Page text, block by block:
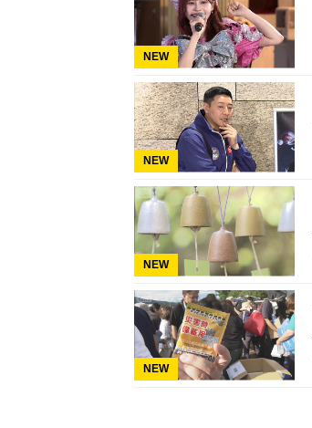
NEW
NEW
NEW
NEW